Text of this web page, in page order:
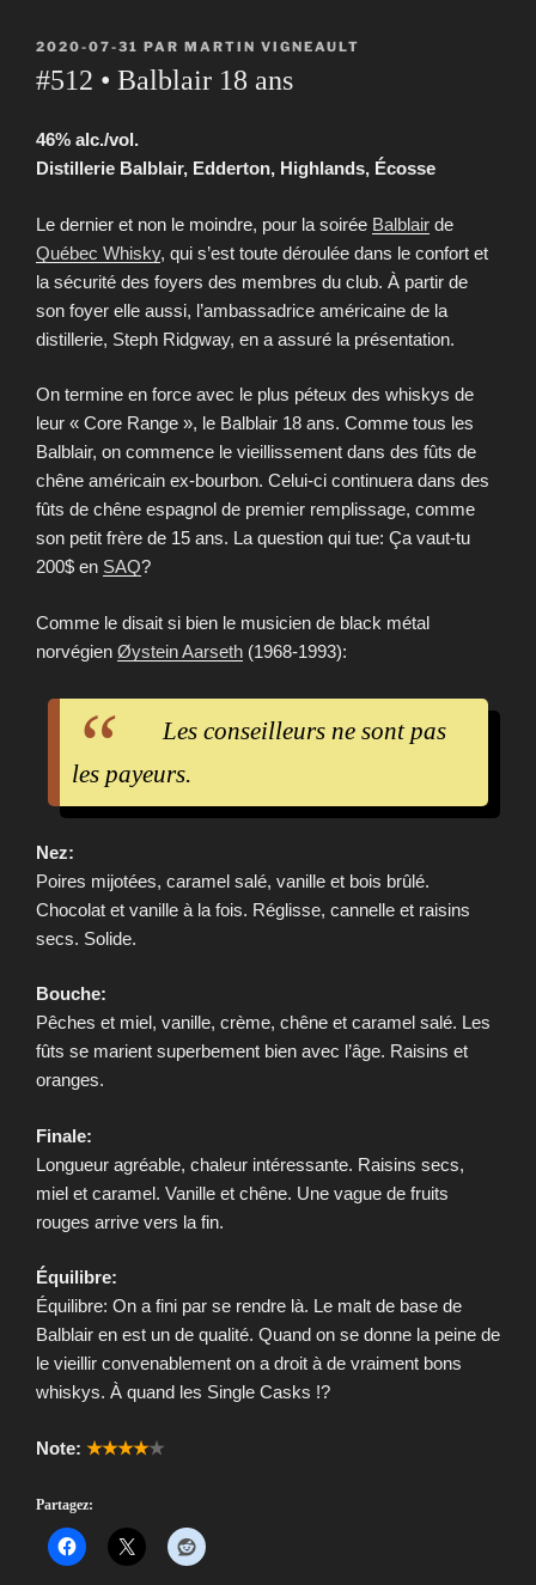
PUBLIÉ
LE
2020-07-31 PAR MARTIN VIGNEAULT
#512 • Balblair 18 ans
46% alc./vol.
Distillerie Balblair, Edderton, Highlands, Écosse
Le dernier et non le moindre, pour la soirée Balblair de
Québec Whisky, qui s’est toute déroulée dans le confort et
la sécurité des foyers des membres du club. À partir de
son foyer elle aussi, l’ambassadrice américaine de la
distillerie, Steph Ridgway, en a assuré la présentation.
On termine en force avec le plus péteux des whiskys de
leur « Core Range », le Balblair 18 ans. Comme tous les
Balblair, on commence le vieillissement dans des fûts de
chêne américain ex-bourbon. Celui-ci continuera dans des
fûts de chêne espagnol de premier remplissage, comme
son petit frère de 15 ans. La question qui tue: Ça vaut-tu
200$ en SAQ?
Comme le disait si bien le musicien de black métal
norvégien Øystein Aarseth (1968-1993):
Les conseilleurs ne sont pas
les payeurs.
Nez:
Poires mijotées, caramel salé, vanille et bois brûlé.
Chocolat et vanille à la fois. Réglisse, cannelle et raisins
secs. Solide.
Bouche:
Pêches et miel, vanille, crème, chêne et caramel salé. Les
fûts se marient superbement bien avec l’âge. Raisins et
oranges.
Finale:
Longueur agréable, chaleur intéressante. Raisins secs,
miel et caramel. Vanille et chêne. Une vague de fruits
rouges arrive vers la fin.
Équilibre:
Équilibre: On a fini par se rendre là. Le malt de base de
Balblair en est un de qualité. Quand on se donne la peine de
le vieillir convenablement on a droit à de vraiment bons
whiskys. À quand les Single Casks !?
Note: ★★★★★
Partagez: